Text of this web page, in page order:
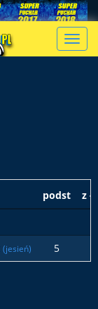
podst
z
(jesień) 5